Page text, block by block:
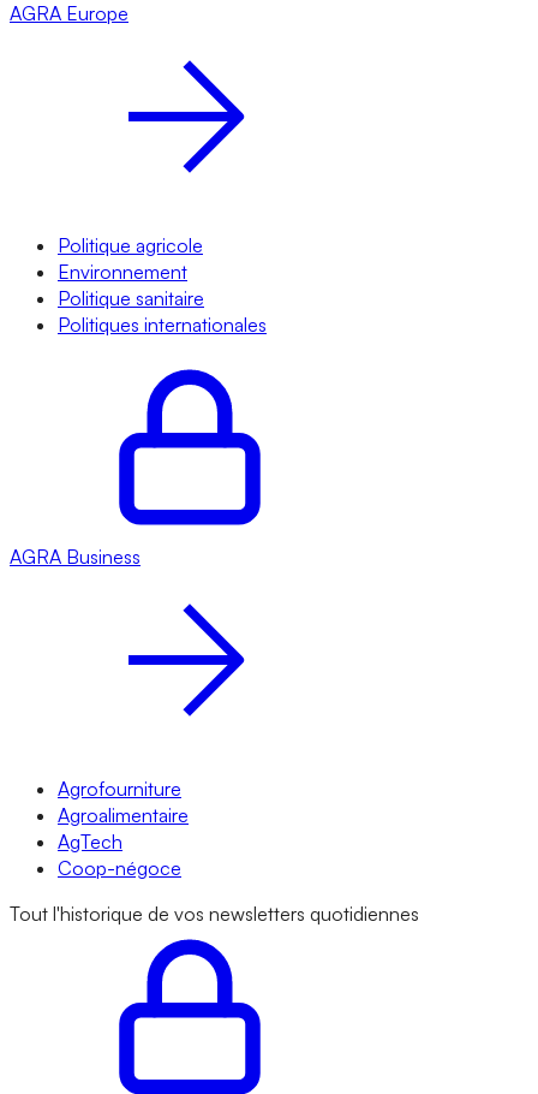
AGRA Europe
Politique agricole
Environnement
Politique sanitaire
Politiques internationales
AGRA Business
Agrofourniture
Agroalimentaire
AgTech
Coop-négoce
Tout l'historique de vos newsletters quotidiennes